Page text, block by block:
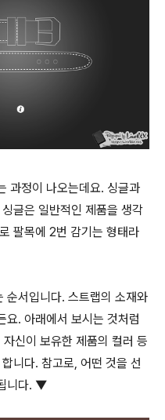
과정이 나오는데요. 싱글과
글은 일반적인 제품을 생각
팔목에 2번 감기는 형태라
순서입니다. 스트랩의 소재와
요. 아래에서 보시는 것처럼
신이 보유한 제품의 컬러 등
니다. 참고로, 어떤 것을 선
니다. ▼